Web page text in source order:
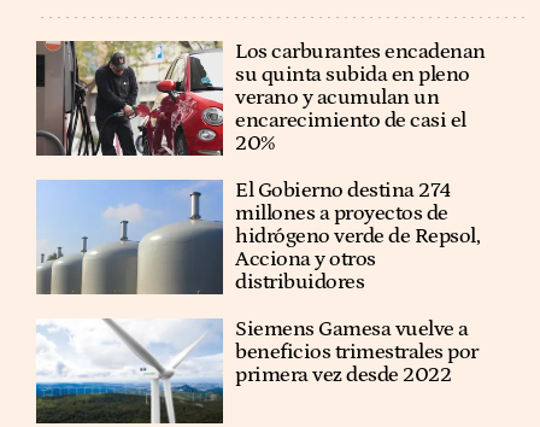
Los carburantes encadenan
su quinta subida en pleno
verano y acumulan un
encarecimiento de casi el
20%
El Gobierno destina 274
millones a proyectos de
hidrógeno verde de Repsol,
Acciona y otros
distribuidores
Siemens Gamesa vuelve a
beneficios trimestrales por
primera vez desde 2022